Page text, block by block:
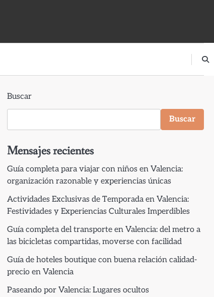
Buscar
Buscar
Mensajes recientes
Guía completa para viajar con niños en Valencia:
organización razonable y experiencias únicas
Actividades Exclusivas de Temporada en Valencia:
Festividades y Experiencias Culturales Imperdibles
Guía completa del transporte en Valencia: del metro a
las bicicletas compartidas, moverse con facilidad
Guía de hoteles boutique con buena relación calidad-
precio en Valencia
Paseando por Valencia: Lugares ocultos